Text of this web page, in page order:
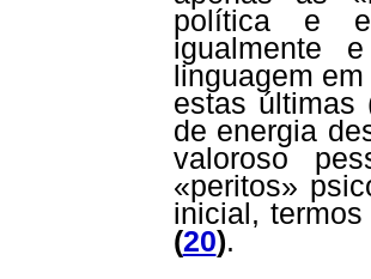
política e
igualmente
linguagem
estas últimas
de energia
valoroso
«peritos»
inicial,
(20).